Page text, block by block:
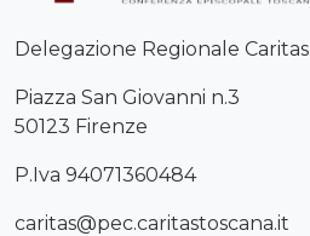
Delegazione Regionale Caritas
Piazza San Giovanni n.3
50123 Firenze
P.Iva 94071360484
caritas@pec.caritastoscana.it